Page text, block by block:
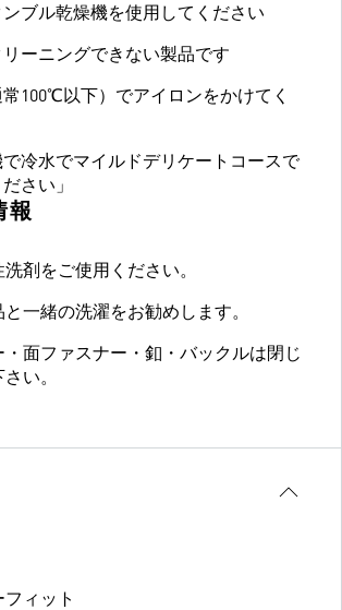
ブル乾燥機を使用してください
リーニングできない製品です
100℃以下）でアイロンをかけてく
で冷水でマイルドデリケートコースで
さい」
報
剤をご使用ください。
と一緒の洗濯をお勧めします。
・面ファスナー・釦・バックルは閉じ
い。
フィット